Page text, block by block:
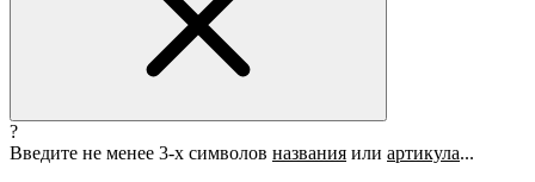
?
Введите не менее 3-х символов названия или артикула...